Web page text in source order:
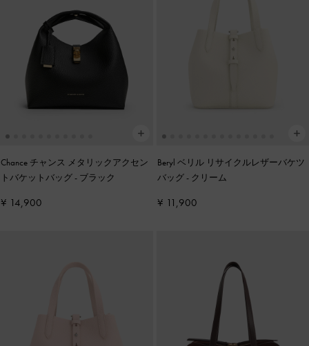
Chance チャンス メタリックアクセン
トバケットバッグ- ブラック
¥ 14,900
Beryl ベリル リサイクルレザーバケツ
バッグ- クリーム
¥ 11,900